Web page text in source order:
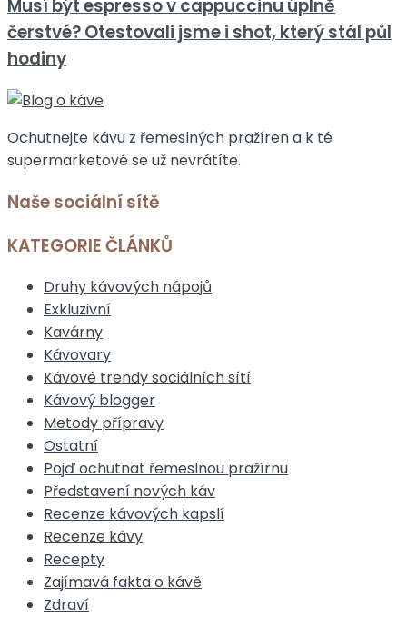
Musí být espresso v cappuccinu úplně
čerstvé? Otestovali jsme i shot, který stál půl
hodiny
Ochutnejte kávu z řemeslných pražíren a k té
supermarketové se už nevrátíte.
Naše sociální sítě
KATEGORIE ČLÁNKŮ
Druhy kávových nápojů
Exkluzivní
Kavárny
Kávovary
Kávové trendy sociálních sítí
Kávový blogger
Metody přípravy
Ostatní
Pojď ochutnat řemeslnou pražírnu
Představení nových káv
Recenze kávových kapslí
Recenze kávy
Recepty
Zajímavá fakta o kávě
Zdraví